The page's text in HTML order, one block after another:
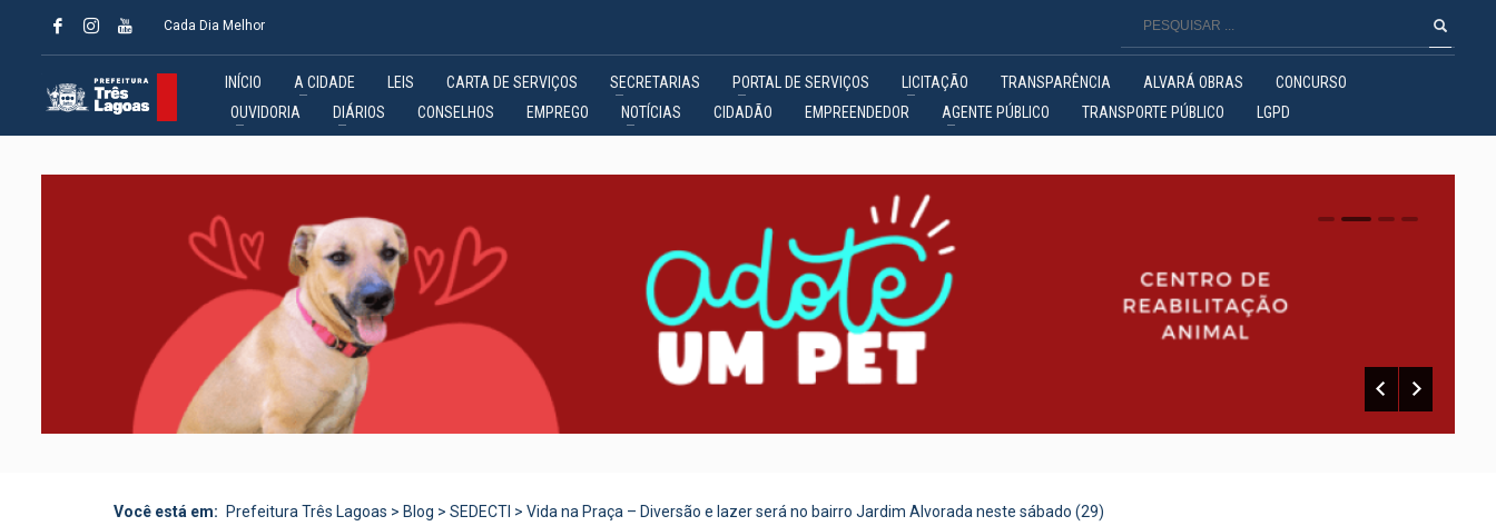
Cada Dia Melhor
INÍCIO A CIDADE LEIS CARTA DE SERVIÇOS SECRETARIAS PORTAL DE SERVIÇOS LICITAÇÃO TRANSPARÊNCIA ALVARÁ OBRAS
CONCURSO
OUVIDORIA
DIÁRIOS CONSELHOS EMPREGO NOTÍCIAS CIDADÃO EMPREENDEDOR AGENTE PÚBLICO TRANSPORTE PÚBLICO LGPD
0 1 2
Você está em: Prefeitura Três Lagoas > Blog > SEDECTI > Vida na Praça – Diversão e lazer será no bairro Jardim Alvorada neste sábado (29)